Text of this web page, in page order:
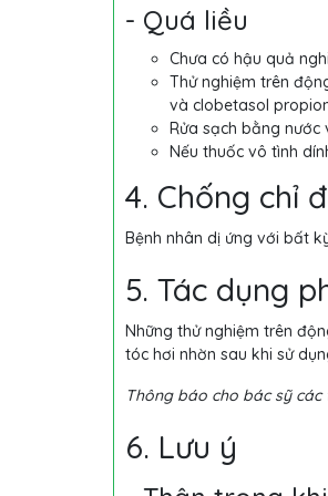
- Quá liều
Chưa có hậu quả
Thử nghiệm trên
và clobetasol
Rửa sạch bằng
Nếu thuốc vô tình
4. Chống chỉ
Bệnh nhân dị ứng với bất
5. Tác dụng
Những thử nghiệm trên
tóc hơi nhờn sau khi sử
Thông báo cho bác sỹ
6. Lưu ý